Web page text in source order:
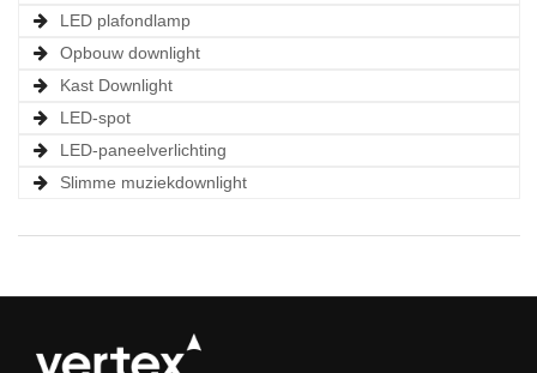
LED plafondlamp
Opbouw downlight
Kast Downlight
LED-spot
LED-paneelverlichting
Slimme muziekdownlight